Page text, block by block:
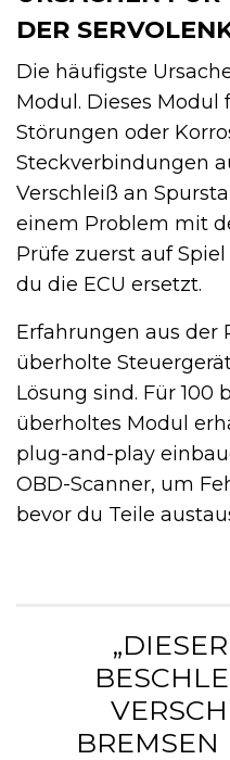
DER
Die häufigste
Modul. Dieses
Störungen oder
Steckverbindungen
Verschleiß an
einem Problem mit
Prüfe zuerst auf
du die ECU ersetzt.
Erfahrungen aus der
überholte
Lösung sind. Für 100
überholtes Modul
plug-and-play
OBD-Scanner, um
bevor du Teile
REMSEN